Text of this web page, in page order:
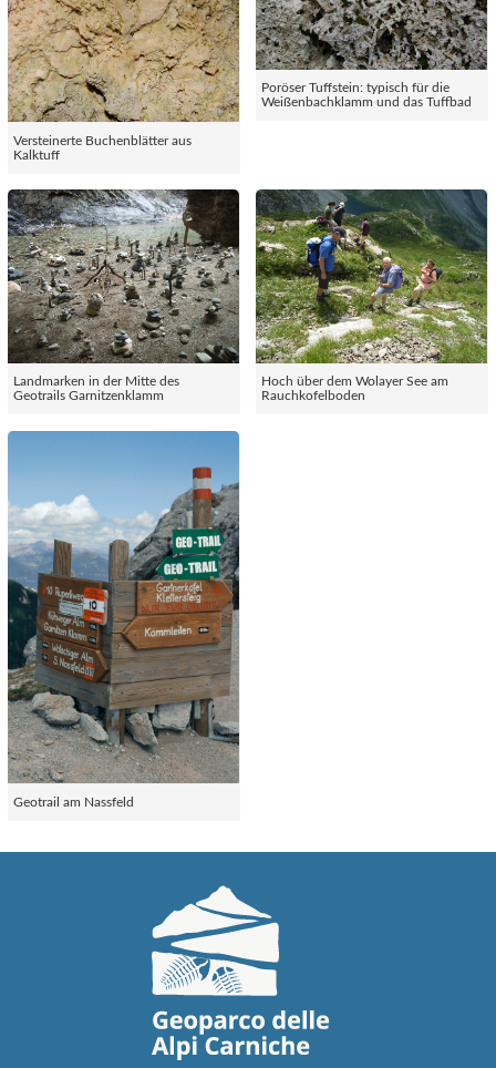
Versteinerte Buchenblätter aus
Kalktuff
Poröser Tuffstein: typisch für die
Weißenbachklamm und das Tuffbad
Landmarken in der Mitte des
Geotrails Garnitzenklamm
Hoch über dem Wolayer See am
Rauchkofelboden
Geotrail am Nassfeld